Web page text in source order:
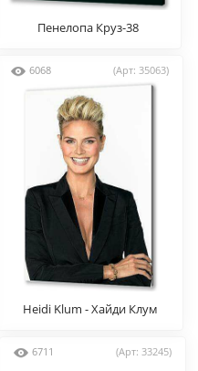
Пенелопа Круз-38
6068 (Арт: 35063)
Heidi Klum - Хайди Клум
6711 (Арт: 33245)